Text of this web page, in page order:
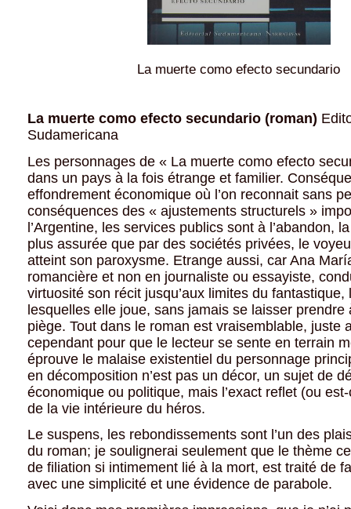
La muerte como efecto secundario
La muerte como efecto secundario (roman)
Sudamericana
Les personnages de « La muerte como efecto
dans un pays à la fois étrange et familier.
effondrement économique où l’on reconnait sans
conséquences des « ajustements structurels »
l’Argentine, les services publics sont à l’abandon,
plus assurée que par des sociétés privées, le
atteint son paroxysme. Etrange aussi, car Ana
romancière et non en journaliste ou essayiste,
virtuosité son récit jusqu’aux limites du fantastique,
lesquelles elle joue, sans jamais se laisser prendre
piège. Tout dans le roman est vraisemblable, juste
cependant pour que le lecteur se sente en terrain
éprouve le malaise existentiel du personnage
en décomposition n’est pas un décor, un sujet de
économique ou politique, mais l’exact reflet (ou est-
de la vie intérieure du héros.
Le suspens, les rebondissements sont l’un des
du roman; je soulignerai seulement que le thème
de filiation si intimement lié à la mort, est traité de
avec une simplicité et une évidence de parabole.